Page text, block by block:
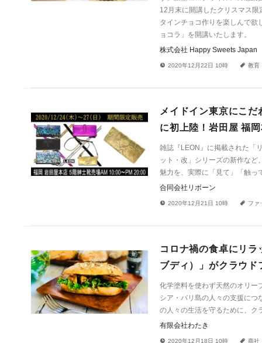
12月末に開講したクリスマス
タインチョコ作りを楽しんで欲
ョコラ」を開講いたします。
株式会社 Happy Sweets Japan
! 2020年12月22日 10時 a 教育
メイドイン東京にこ
に初上陸！岩田屋 福
雑誌『LEON』に掲載された「
ット・改」シリーズの新作な
魅力を、実際に「見て」「触っ
合同会社リボーン
! 2020年12月21日 10時 a ファ
コロナ禍の食卓にリ
ブディ）」がクラウ
化学塗料を使わず天然のオリー
シア・バリ島の人々の支援につ
の人々の生活を守るために、ク
有限会社わたき
! 2020年12月18日 10時 a 商社